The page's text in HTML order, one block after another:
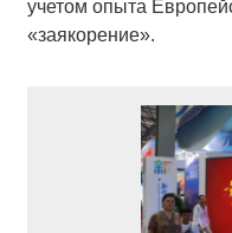
учетом опыта
«заякорение».